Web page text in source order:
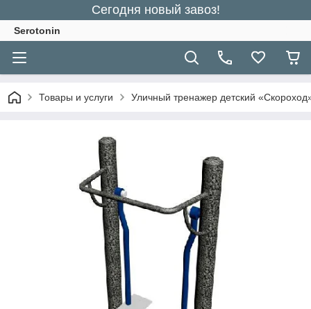
Сегодня новый завоз!
Serotonin
Товары и услуги Уличный тренажер детский